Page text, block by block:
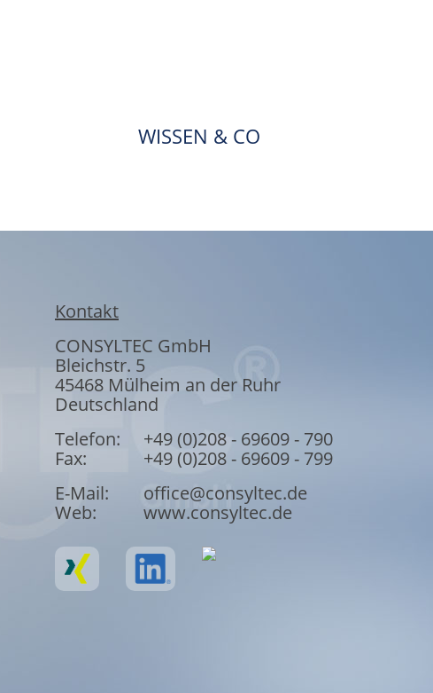
WISSEN & CO
Kontakt
CONSYLTEC GmbH
Bleichstr. 5
45468 Mülheim an der Ruhr
Deutschland
Telefon:
+49 (0)208 - 69609 - 790
Fax:
+49 (0)208 - 69609 - 799
E-Mail:
office@consyltec.de
Web:
www.consyltec.de